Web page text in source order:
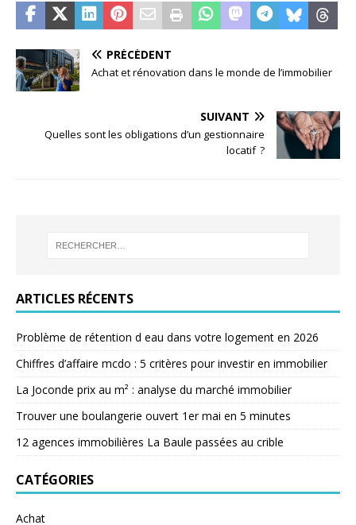
PRÉCÉDENT
Achat et rénovation dans le monde de l’immobilier
SUIVANT
Quelles sont les obligations d’un gestionnaire
locatif ?
ARTICLES RÉCENTS
Problème de rétention d eau dans votre logement en 2026
Chiffres d’affaire mcdo : 5 critères pour investir en immobilier
La Joconde prix au m² : analyse du marché immobilier
Trouver une boulangerie ouvert 1er mai en 5 minutes
12 agences immobilières La Baule passées au crible
CATÉGORIES
Achat